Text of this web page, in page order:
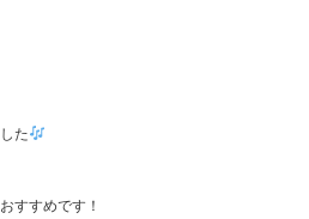
た
すすめです！